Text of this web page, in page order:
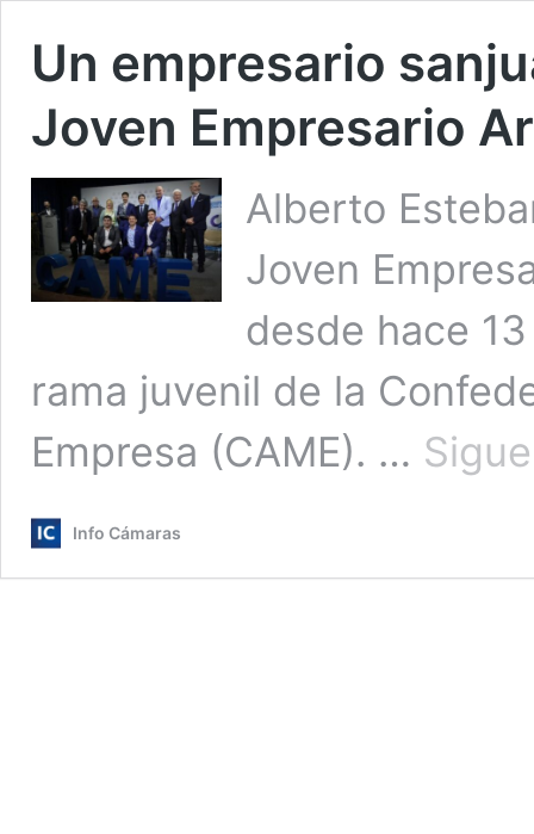
Un empresario
Joven Empresario
Alberto
Joven
desde hace
rama juvenil de la
Empresa (CAME). …
Info Cámaras